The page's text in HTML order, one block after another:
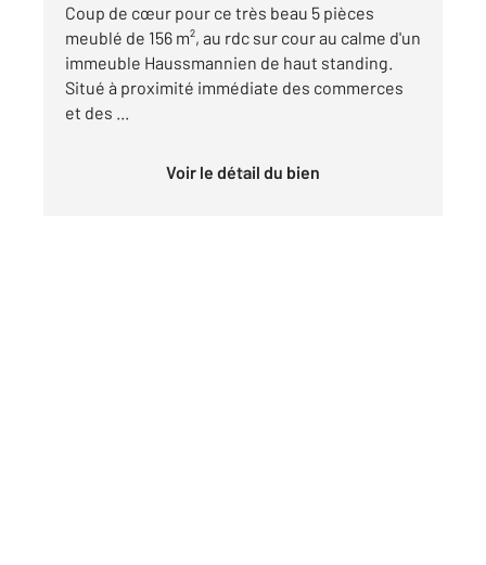
Coup de cœur pour ce très beau 5 pièces
meublé de 156 m², au rdc sur cour au calme d'un
immeuble Haussmannien de haut standing.
Situé à proximité immédiate des commerces
et des ...
Voir le détail du bien